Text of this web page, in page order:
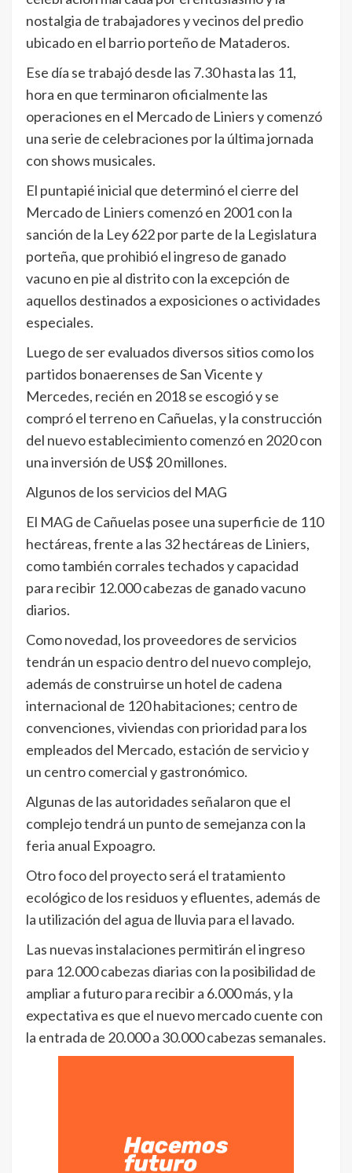
nostalgia de trabajadores y vecinos del predio
ubicado en el barrio porteño de Mataderos.
Ese día se trabajó desde las 7.30 hasta las 11,
hora en que terminaron oficialmente las
operaciones en el Mercado de Liniers y comenzó
una serie de celebraciones por la última jornada
con shows musicales.
El puntapié inicial que determinó el cierre del
Mercado de Liniers comenzó en 2001 con la
sanción de la Ley 622 por parte de la Legislatura
porteña, que prohibió el ingreso de ganado
vacuno en pie al distrito con la excepción de
aquellos destinados a exposiciones o actividades
especiales.
Luego de ser evaluados diversos sitios como los
partidos bonaerenses de San Vicente y
Mercedes, recién en 2018 se escogió y se
compró el terreno en Cañuelas, y la construcción
del nuevo establecimiento comenzó en 2020 con
una inversión de US$ 20 millones.
Algunos de los servicios del MAG
El MAG de Cañuelas posee una superficie de 110
hectáreas, frente a las 32 hectáreas de Liniers,
como también corrales techados y capacidad
para recibir 12.000 cabezas de ganado vacuno
diarios.
Como novedad, los proveedores de servicios
tendrán un espacio dentro del nuevo complejo,
además de construirse un hotel de cadena
internacional de 120 habitaciones; centro de
convenciones, viviendas con prioridad para los
empleados del Mercado, estación de servicio y
un centro comercial y gastronómico.
Algunas de las autoridades señalaron que el
complejo tendrá un punto de semejanza con la
feria anual Expoagro.
Otro foco del proyecto será el tratamiento
ecológico de los residuos y efluentes, además de
la utilización del agua de lluvia para el lavado.
Las nuevas instalaciones permitirán el ingreso
para 12.000 cabezas diarias con la posibilidad de
ampliar a futuro para recibir a 6.000 más, y la
expectativa es que el nuevo mercado cuente con
la entrada de 20.000 a 30.000 cabezas semanales.